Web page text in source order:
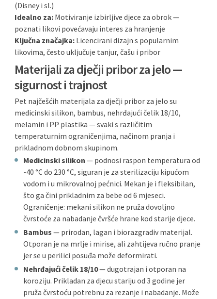
(Disney i sl.)
Idealno za: Motiviranje izbirljive djece za obrok —
poznati likovi povećavaju interes za hranjenje
Ključna značajka: Licencirani dizajn s popularnim
likovima, često uključuje tanjur, čašu i pribor
Materijali za dječji pribor za jelo —
sigurnost i trajnost
Pet najčešćih materijala za dječji pribor za jelo su
medicinski silikon, bambus, nehrđajući čelik 18/10,
melamin i PP plastika — svaki s različitim
temperaturnim ograničenjima, načinom pranja i
prikladnom dobnom skupinom.
Medicinski silikon — podnosi raspon temperatura od
-40 °C do 230 °C, siguran je za sterilizaciju kipućom
vodom i u mikrovalnoj pećnici. Mekan je i fleksibilan,
što ga čini prikladnim za bebe od 6 mjeseci.
Ograničenje: mekani silikon ne pruža dovoljno
čvrstoće za nabadanje čvršće hrane kod starije djece.
Bambus — prirodan, lagan i biorazgradiv materijal.
Otporan je na mrlje i mirise, ali zahtijeva ručno pranje
jer se u perilici posuđa može deformirati.
Nehrđajući čelik 18/10— dugotrajan i otporan na
koroziju. Prikladan za djecu stariju od 3 godine jer
pruža čvrstoću potrebnu za rezanje i nabadanje. Može